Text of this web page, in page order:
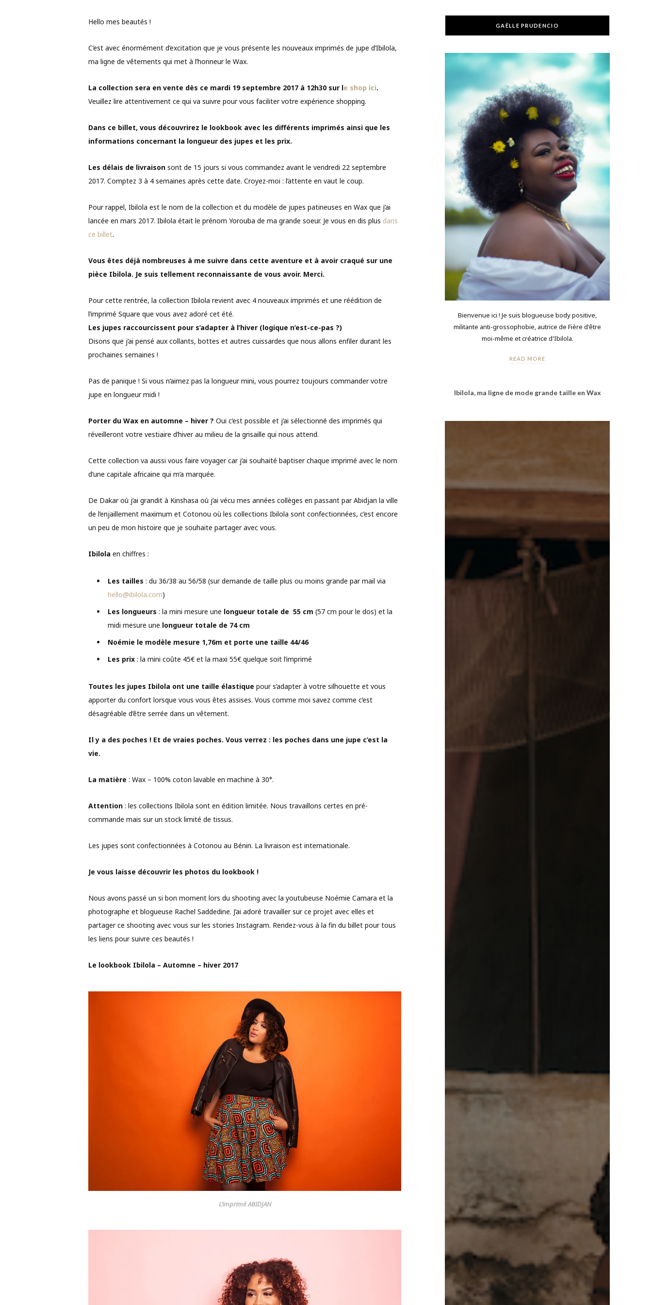
Hello mes beautés !
C’est avec énormément d’excitation que je vous présente les nouveaux imprimés de jupe d’Ibilola,
ma ligne de vêtements qui met à l’honneur le Wax.
La collection sera en vente dès ce mardi 19 septembre 2017 à 12h30 sur le shop ici.
Veuillez lire attentivement ce qui va suivre pour vous faciliter votre expérience shopping.
Dans ce billet, vous découvrirez le lookbook avec les différents imprimés ainsi que les
informations concernant la longueur des jupes et les prix.
Les délais de livraisonsont de 15 jours si vous commandez avant le vendredi 22 septembre
2017. Comptez 3 à 4 semaines après cette date. Croyez-moi : l’attente en vaut le coup.
Pour rappel, Ibilola est le nom de la collection et du modèle de jupes patineuses en Wax que j’ai
lancée en mars 2017. Ibilola était le prénom Yorouba de ma grande soeur. Je vous en dis plus dans
ce billet.
Vous êtes déjà nombreuses à me suivre dans cette aventure et à avoir craqué sur une
pièce Ibilola. Je suis tellement reconnaissante de vous avoir. Merci.
Pour cette rentrée, la collection Ibilola revient avec 4 nouveaux imprimés et une réédition de
l’imprimé Square que vous avez adoré cet été.
Les jupes raccourcissent pour s’adapter à l’hiver (logique n’est-ce-pas ?)
Disons que j’ai pensé aux collants, bottes et autres cuissardes que nous allons enfiler durant les
prochaines semaines !
Pas de panique ! Si vous n’aimez pas la longueur mini, vous pourrez toujours commander votre
jupe en longueur midi !
Porter du Wax en automne – hiver ? Oui c’est possible et j’ai sélectionné des imprimés qui
réveilleront votre vestiaire d’hiver au milieu de la grisaille qui nous attend.
Cette collection va aussi vous faire voyager car j’ai souhaité baptiser chaque imprimé avec le nom
d’une capitale africaine qui m’a marquée.
De Dakar où j’ai grandit à Kinshasa où j’ai vécu mes années collèges en passant par Abidjan la ville
de l’enjaillement maximum et Cotonou où les collections Ibilola sont confectionnées, c’est encore
un peu de mon histoire que je souhaite partager avec vous.
Ibilola en chiffres :
Les tailles : du 36/38 au 56/58 (sur demande de taille plus ou moins grande par mail via
hello@ibilola.com)
Les longueurs : la mini mesure une longueur totale de 55 cm (57 cm pour le dos) et la
midi mesure une longueur totale de 74 cm
Noémie le modèle mesure 1,76m et porte une taille 44/46
Les prix: la mini coûte 45€ et la maxi 55€ quelque soit l’imprimé
Toutes les jupes Ibilola ont une taille élastique pour s’adapter à votre silhouette et vous
apporter du confort lorsque vous vous êtes assises. Vous comme moi savez comme c’est
désagréable d’être serrée dans un vêtement.
Il y a des poches ! Et de vraies poches. Vous verrez : les poches dans une jupe c’est la
vie.
La matière : Wax – 100% coton lavable en machine à 30°.
Attention: les collections Ibilola sont en édition limitée. Nous travaillons certes en pré-
commande mais sur un stock limité de tissus.
Les jupes sont confectionnées à Cotonou au Bénin. La livraison est internationale.
Je vous laisse découvrir les photos du lookbook !
Nous avons passé un si bon moment lors du shooting avec la youtubeuse Noémie Camara et la
photographe et blogueuse Rachel Saddedine. J’ai adoré travailler sur ce projet avec elles et
partager ce shooting avec vous sur les stories Instagram. Rendez-vous à la fin du billet pour tous
les liens pour suivre ces beautés !
Le lookbook Ibilola – Automne – hiver 2017
L’imprimé ABIDJAN
GAËLLE PRUDENCIO
Bienvenue ici ! Je suis blogueuse body positive,
militante anti-grossophobie, autrice de Fière d'être
moi-même et créatrice d'Ibilola.
READ MORE
Ibilola, ma ligne de mode grande taille en Wax